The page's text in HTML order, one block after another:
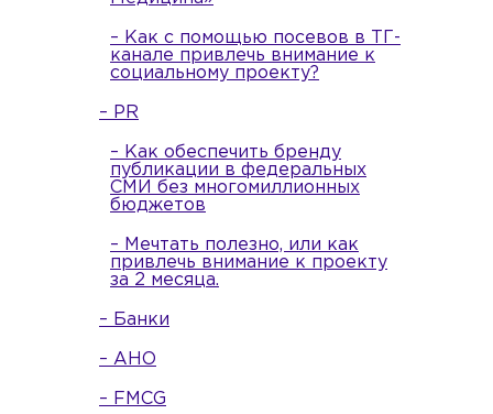
– Как с помощью посевов в ТГ-
канале привлечь внимание к
социальному проекту?
– PR
– Как обеспечить бренду
публикации в федеральных
СМИ без многомиллионных
бюджетов
– Мечтать полезно, или как
привлечь внимание к проекту
за 2 месяца.
– Банки
– АНО
– FMCG